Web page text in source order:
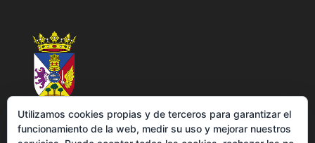
Utilizamos cookies propias y de terceros para garantizar el
funcionamiento de la web, medir su uso y mejorar nuestros